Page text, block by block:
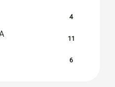
4
11
6